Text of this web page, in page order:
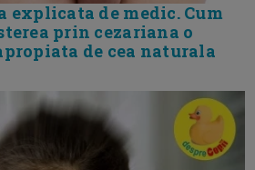
explicata de medic. Cum
prin cezariana o
de cea naturala